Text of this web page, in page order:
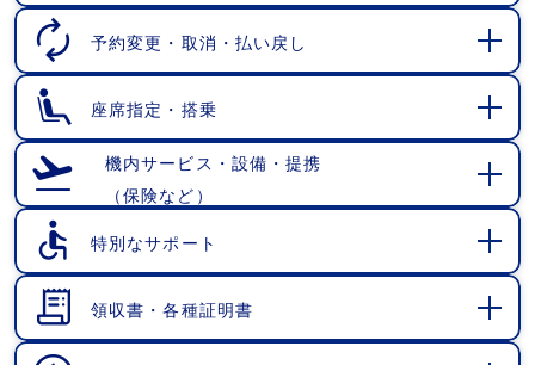
予約変更・取消・払い戻し
座席指定・搭乗
機内サービス・設備・提携
（保険など）
特別なサポート
領収書・各種証明書